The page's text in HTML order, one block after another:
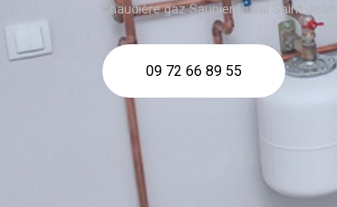
chaudière gaz Saunier Duval Saint Jean
09 72 66 89 55